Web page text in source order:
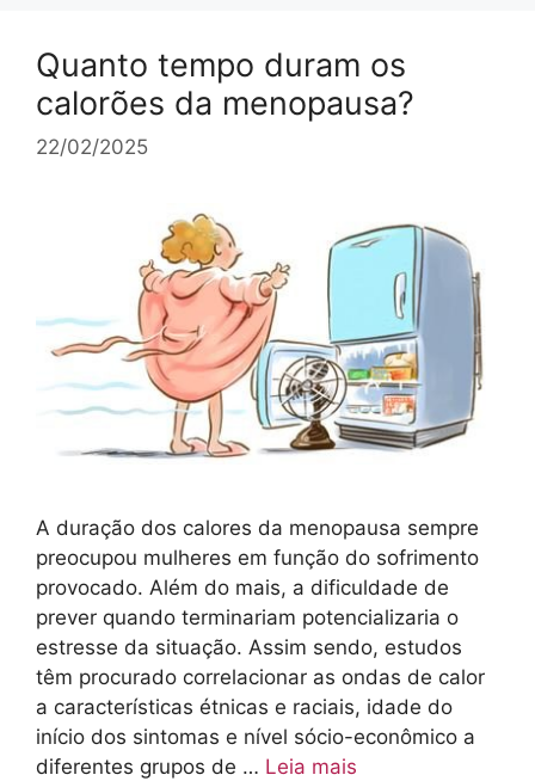
Quanto tempo duram os
calorões da menopausa?
22/02/2025
A duração dos calores da menopausa sempre
preocupou mulheres em função do sofrimento
provocado. Além do mais, a dificuldade de
prever quando terminariam potencializaria o
estresse da situação. Assim sendo, estudos
têm procurado correlacionar as ondas de calor
a características étnicas e raciais, idade do
início dos sintomas e nível sócio-econômico a
diferentes grupos de … Leia mais